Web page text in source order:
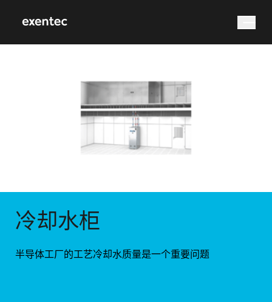
搜索
冷却水柜
半导体工厂的工艺冷却水质量是一个重要问题